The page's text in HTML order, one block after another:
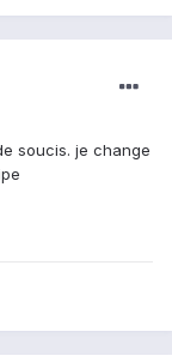
soucis. je change